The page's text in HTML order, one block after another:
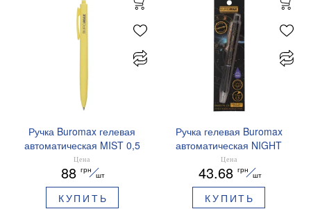
Ручка Buromax гелевая
автоматическая MIST 0,5
мм синие чернила
BM.83103
Цена
88 грн
шт
КУПИТЬ
Ручка гелевая Buromax
автоматическая NIGHT
SKY ZODIAC 0.5 мм
ароматизированный грипп
синие чернила BM.8379-
01
Цена
43.68 грн
шт
КУПИТЬ